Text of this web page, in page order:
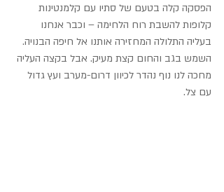
הפסקה קלה בטעם של סתיו עם קלמנטינות
קלופות להשבת רוח הלחימה – וכבר אנחנו
בעליה התלולה המחזירה אותנו אל חיפה הבנויה.
השמש בגב והחום קצת מעיק. אבל בקצה העליה
מחכה לנו נוף נהדר לכיוון דרום-מערב ועץ גדול
עם צל.